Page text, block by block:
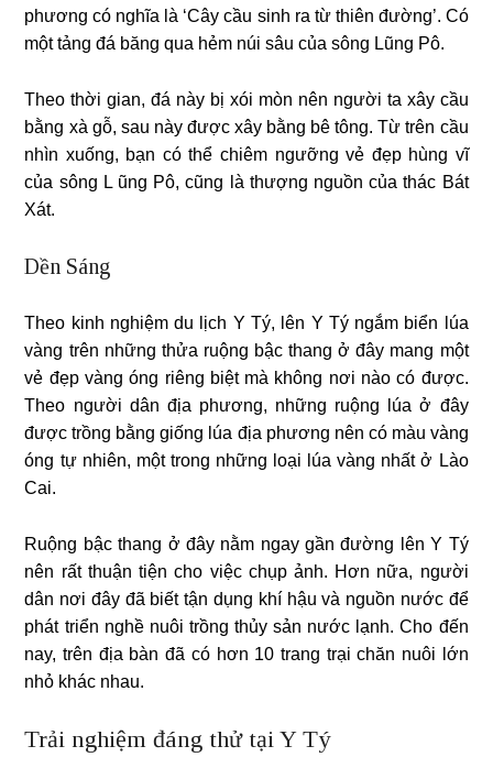
phương có nghĩa là ‘Cây cầu sinh ra từ thiên đường’. Có
một tảng đá băng qua hẻm núi sâu của sông Lũng Pô.
Theo thời gian, đá này bị xói mòn nên người ta xây cầu
bằng xà gỗ, sau này được xây bằng bê tông. Từ trên cầu
nhìn xuống, bạn có thể chiêm ngưỡng vẻ đẹp hùng vĩ
của sông L ũng Pô, cũng là thượng nguồn của thác Bát
Xát.
Dền Sáng
Theo kinh nghiệm du lịch Y Tý, lên Y Tý ngắm biển lúa
vàng trên những thửa ruộng bậc thang ở đây mang một
vẻ đẹp vàng óng riêng biệt mà không nơi nào có được.
Theo người dân địa phương, những ruộng lúa ở đây
được trồng bằng giống lúa địa phương nên có màu vàng
óng tự nhiên, một trong những loại lúa vàng nhất ở Lào
Cai.
Ruộng bậc thang ở đây nằm ngay gần đường lên Y Tý
nên rất thuận tiện cho việc chụp ảnh. Hơn nữa, người
dân nơi đây đã biết tận dụng khí hậu và nguồn nước để
phát triển nghề nuôi trồng thủy sản nước lạnh. Cho đến
nay, trên địa bàn đã có hơn 10 trang trại chăn nuôi lớn
nhỏ khác nhau.
Trải nghiệm đáng thử tại Y Tý